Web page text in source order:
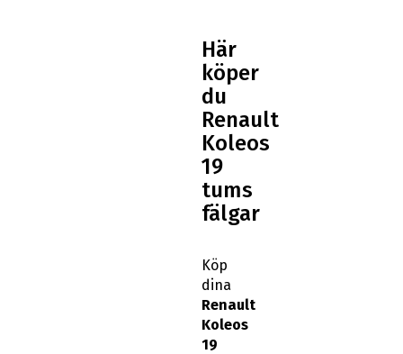
Här
köper
du
Renault
Koleos
19
tums
fälgar
Köp
dina
Renault
Koleos
19